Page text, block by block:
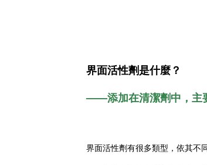
界面活性劑是什麼？
——添加在清潔劑中，主
界面活性劑有很多類型，依其不